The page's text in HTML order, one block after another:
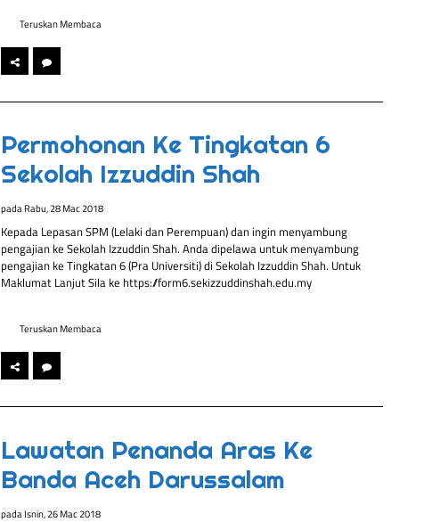
Teruskan Membaca
Permohonan Ke Tingkatan 6
Sekolah Izzuddin Shah
padaRabu, 28 Mac 2018
Kepada Lepasan SPM (Lelaki dan Perempuan) dan ingin menyambung
pengajian ke Sekolah Izzuddin Shah. Anda dipelawa untuk menyambung
pengajian ke Tingkatan 6 (Pra Universiti) di Sekolah Izzuddin Shah. Untuk
Maklumat Lanjut Sila ke https://form6.sekizzuddinshah.edu.my
Teruskan Membaca
Lawatan Penanda Aras Ke
Banda Aceh Darussalam
padaIsnin, 26 Mac 2018